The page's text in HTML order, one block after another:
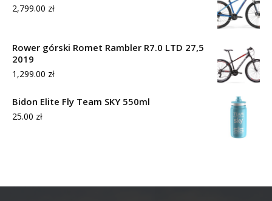
2,799.00 zł
Rower górski Romet Rambler R7.0 LTD 27,5
2019
1,299.00 zł
Bidon Elite Fly Team SKY 550ml
25.00 zł